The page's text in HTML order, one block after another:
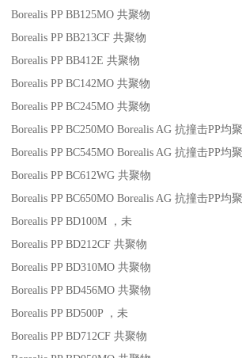
Borealis PP BB125MO 共聚物
Borealis PP BB213CF 共聚物
Borealis PP BB412E 共聚物
Borealis PP BC142MO 共聚物
Borealis PP BC245MO 共聚物
Borealis PP BC250MO Borealis AG 抗撞击PP均
Borealis PP BC545MO Borealis AG 抗撞击PP均
Borealis PP BC612WG 共聚物
Borealis PP BC650MO Borealis AG 抗撞击PP均
Borealis PP BD100M
，未
Borealis PP BD212CF 共聚物
Borealis PP BD310MO 共聚物
Borealis PP BD456MO 共聚物
Borealis PP BD500P
，未
Borealis PP BD712CF 共聚物